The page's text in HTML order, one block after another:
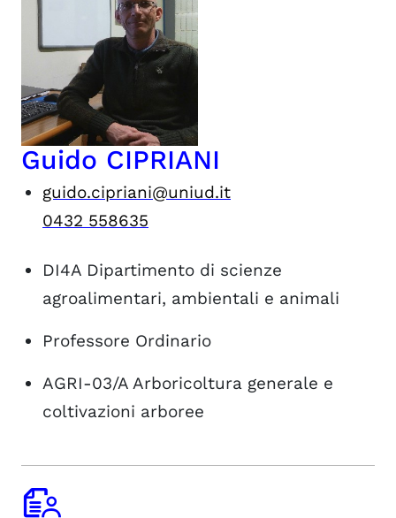
Guido CIPRIANI
guido.cipriani@uniud.it
0432 558635
DI4A Dipartimento di scienze
agroalimentari, ambientali e animali
Professore Ordinario
AGRI-03/A Arboricoltura generale e
coltivazioni arboree